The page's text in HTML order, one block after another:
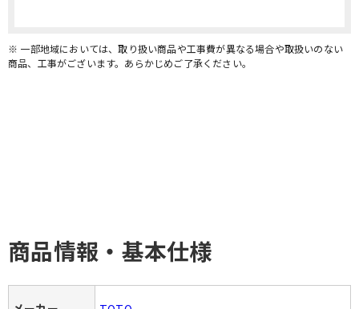
※ 一部地域においては、取り扱い商品や工事費が異なる場合や取扱いのない
商品、工事がございます。あらかじめご了承ください。
商品情報・基本仕様